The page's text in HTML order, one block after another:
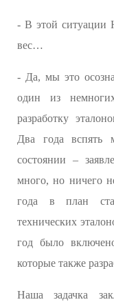
- В этой
вес…
- Да, мы это
один из
разработку
Два года вспять
состоянии –
много, но ничего
года в план
технических
год было
которые также
Наша задачка